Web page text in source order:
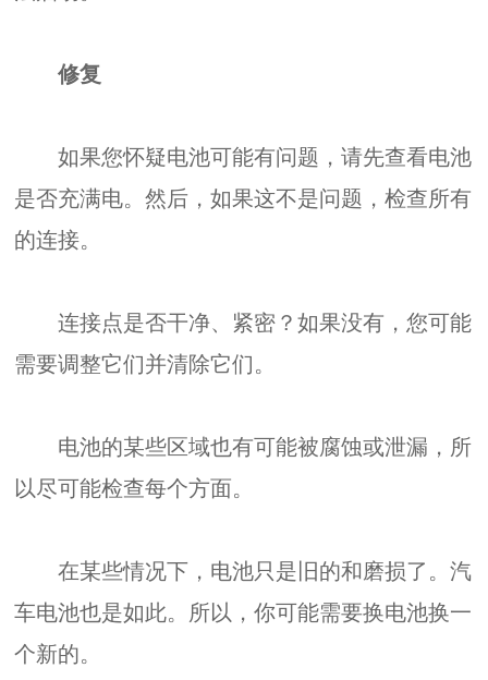
修复
如果您怀疑电池可能有问题，请先查看电池
是否充满电。然后，如果这不是问题，检查所有
的连接。
连接点是否干净、紧密？如果没有，您可能
需要调整它们并清除它们。
电池的某些区域也有可能被腐蚀或泄漏，所
以尽可能检查每个方面。
在某些情况下，电池只是旧的和磨损了。汽
车电池也是如此。所以，你可能需要换电池换一
个新的。